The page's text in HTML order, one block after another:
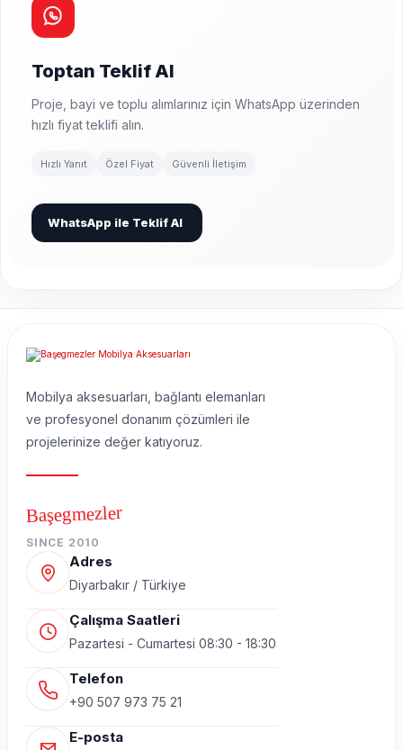
Toptan Teklif Al
Proje, bayi ve toplu alımlarınız için WhatsApp üzerinden
hızlı fiyat teklifi alın.
Hızlı Yanıt Özel Fiyat Güvenli İletişim
WhatsApp ile Teklif Al
Mobilya aksesuarları, bağlantı elemanları
ve profesyonel donanım çözümleri ile
projelerinize değer katıyoruz.
Başegmezler
SINCE 2010
Adres
Diyarbakır / Türkiye
Çalışma Saatleri
Pazartesi - Cumartesi 08:30 - 18:30
Telefon
+90 507 973 75 21
E-posta